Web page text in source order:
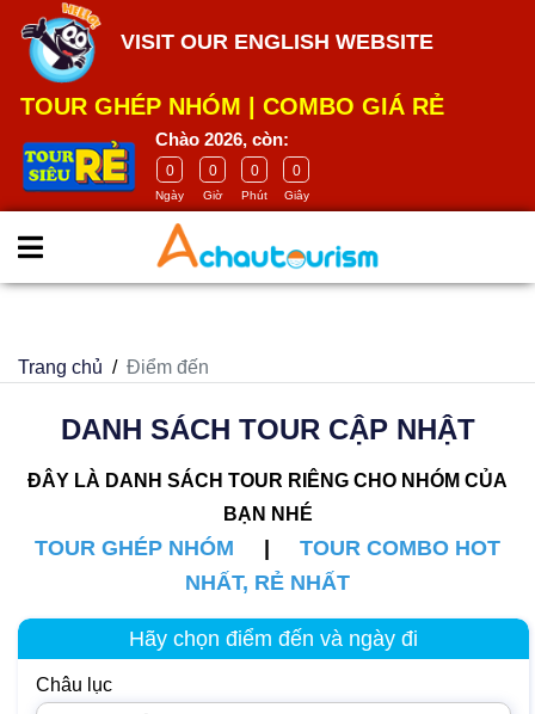
google-site-
verification=m5E2Wdh9smCITK2H8el2HbH_4GB4-
ASMCWK68H9ia_U
VISIT OUR ENGLISH WEBSITE
TOUR GHÉP NHÓM COMBO GIÁ RẺ
Chào 2026, còn:
0
Ngày
0
Giờ
0
Phút
0
Giây
Trang chủ Điểm đến
DANH SÁCH TOUR CẬP NHẬT
ĐÂY LÀ DANH SÁCH TOUR RIÊNG CHO NHÓM CỦA
BẠN NHÉ
TOUR GHÉP NHÓM
TOUR COMBO HOT
NHẤT, RẺ NHẤT
Hãy chọn điểm đến và ngày đi
Châu lục